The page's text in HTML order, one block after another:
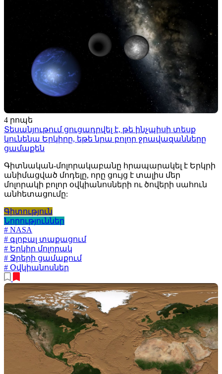
4 րոպե
Տեսանյութում ցուցադրվել է, թե ինչպիսի տեսք
կունենա Երկիրը, եթե նրա բոլոր ջրավազանները
ցամաքեն
Գիտնական-մոլորակաբանը հրապարակել է Երկրի
անիմացված մոդելը, որը ցույց է տալիս մեր
մոլորակի բոլոր օվկիանոսների ու ծովերի սահուն
անհետացումը:
Գիտություն
Նորություններ
# NASA
# գլոբալ տաքացում
# Երկիր մոլորակ
# Ջրերի ցամաքում
# Օվկիանոսներ